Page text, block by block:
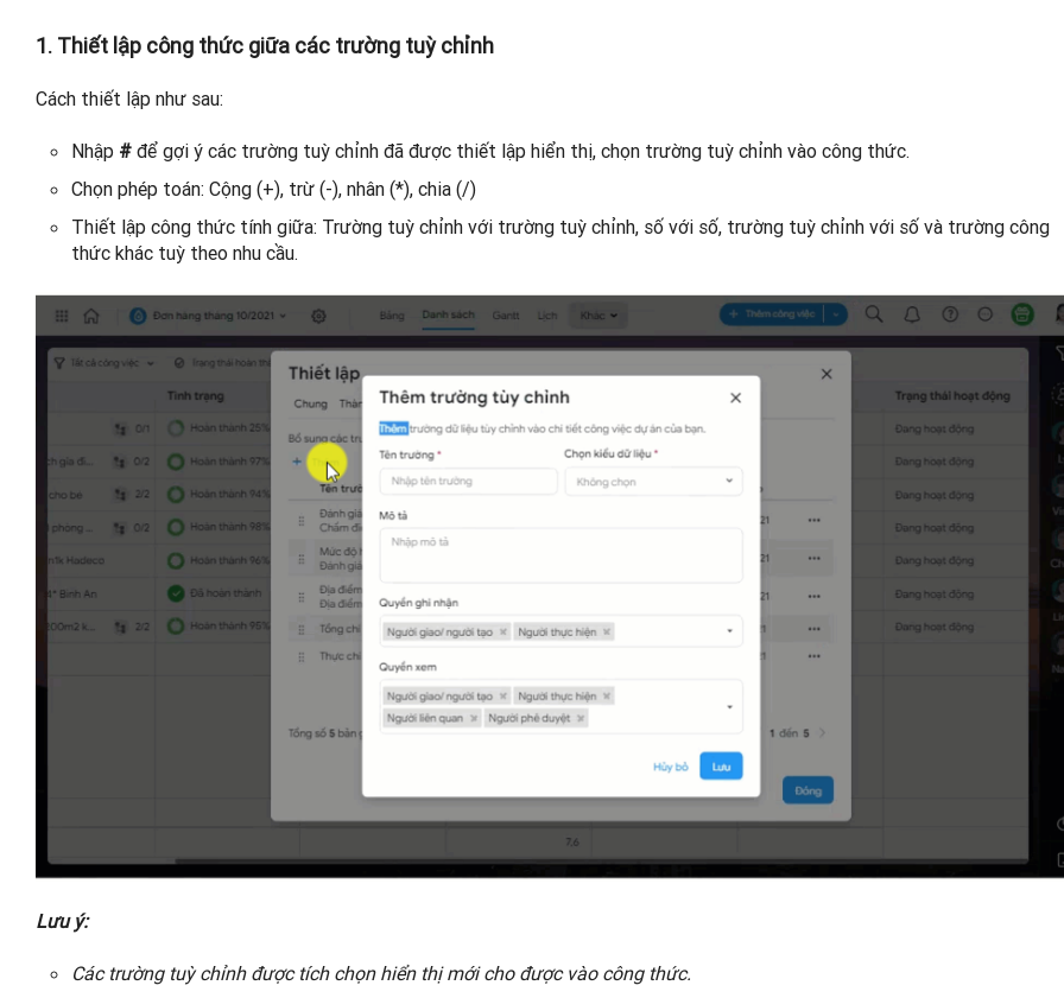
1. Thiết lập công thức giữa các trường tuỳ chỉnh
Cách thiết lập như sau:
Nhập # để gợi ý các trường tuỳ chỉnh đã được thiết lập hiển thị, chọn trường tuỳ chỉnh vào công thức.
Chọn phép toán: Cộng (+), trừ (-), nhân (*), chia (/)
Thiết lập công thức tính giữa: Trường tuỳ chỉnh với trường tuỳ chỉnh, số với số, trường tuỳ chỉnh với số và trường công
thức khác tuỳ theo nhu cầu.
Lưu ý:
Các trường tuỳ chỉnh được tích chọn hiển thị mới cho được vào công thức.